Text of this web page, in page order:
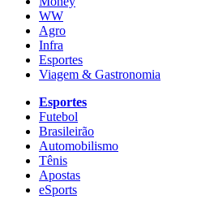
WW
Agro
Infra
Esportes
Viagem & Gastronomia
Esportes
Futebol
Brasileirão
Automobilismo
Tênis
Apostas
eSports